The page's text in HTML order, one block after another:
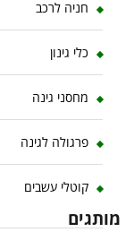
חניה לרכב
כלי גינון
מחסני גינה
פרגולה לגינה
קוטלי עשבים
מותגים